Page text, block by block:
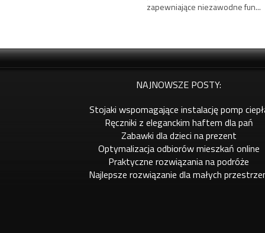
zapewniające niezawodne fun...
NAJNOWSZE POSTY:
Stojaki wspomagające instalację pomp
Ręczniki z eleganckim haftem dla pań
Zabawki dla dzieci na prezent
Optymalizacja odbiorów mieszkań online
Praktyczne rozwiązania na podróże
Najlepsze rozwiązanie dla małych